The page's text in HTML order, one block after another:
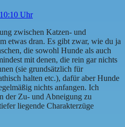
Uhr
zwischen Katzen- und
etwas dran. Es gibt zwar, wie du ja
die sowohl Hunde als auch
mit denen, die rein gar nichts
(sie grundsätzlich für
halten etc.), dafür aber Hunde
nichts anfangen. Ich
der Zu- und Abneigung zu
liegende Charakterzüge